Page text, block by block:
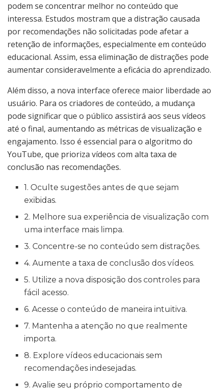
podem se concentrar melhor no conteúdo que
interessa. Estudos mostram que a distração causada
por recomendações não solicitadas pode afetar a
retenção de informações, especialmente em conteúdo
educacional. Assim, essa eliminação de distrações pode
aumentar consideravelmente a eficácia do aprendizado.
Além disso, a nova interface oferece maior liberdade ao
usuário. Para os criadores de conteúdo, a mudança
pode significar que o público assistirá aos seus vídeos
até o final, aumentando as métricas de visualização e
engajamento. Isso é essencial para o algoritmo do
YouTube, que prioriza vídeos com alta taxa de
conclusão nas recomendações.
1. Oculte sugestões antes de que sejam
exibidas.
2. Melhore sua experiência de visualização com
uma interface mais limpa.
3. Concentre-se no conteúdo sem distrações.
4. Aumente a taxa de conclusão dos vídeos.
5. Utilize a nova disposição dos controles para
fácil acesso.
6. Acesse o conteúdo de maneira intuitiva.
7. Mantenha a atenção no que realmente
importa.
8. Explore vídeos educacionais sem
recomendações indesejadas.
9. Avalie seu próprio comportamento de